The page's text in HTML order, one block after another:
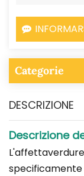
Categorie
DESCRIZIONE
Descrizione